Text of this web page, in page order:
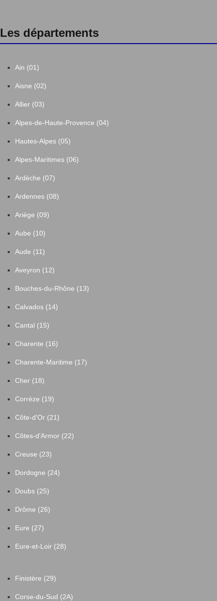
Les départements
Ain (01)
Aisne (02)
Allier (03)
Alpes-de-Haute-Provence (04)
Hautes-Alpes (05)
Alpes-Maritimes (06)
Ardèche (07)
Ardennes (08)
Ariège (09)
Aube (10)
Aude (11)
Aveyron (12)
Bouches-du-Rhône (13)
Calvados (14)
Cantal (15)
Charente (16)
Charente-Maritime (17)
Cher (18)
Corrèze (19)
Côte-d'Or (21)
Côtes-d'Armor (22)
Creuse (23)
Dordogne (24)
Doubs (25)
Drôme (26)
Eure (27)
Eure-et-Loir (28)
Finistère (29)
Corse-du-Sud (2A)